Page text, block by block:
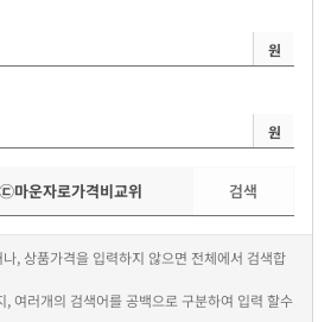
원
원
검색
, 상품가격을 입력하지 않으면 전체에서 검색합
여러개의 검색어를 공백으로 구분하여 입력 할수